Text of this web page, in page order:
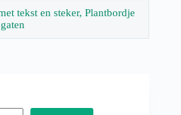
tekst en steker, Plantbordje